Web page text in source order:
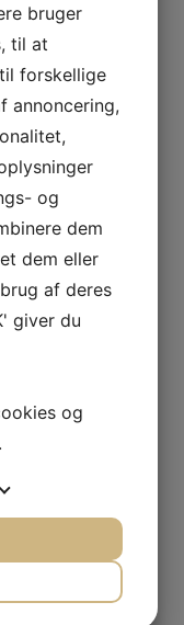
bruger
til at
forskellige
annoncering,
og
dem
dem eller
af deres
giver du
og